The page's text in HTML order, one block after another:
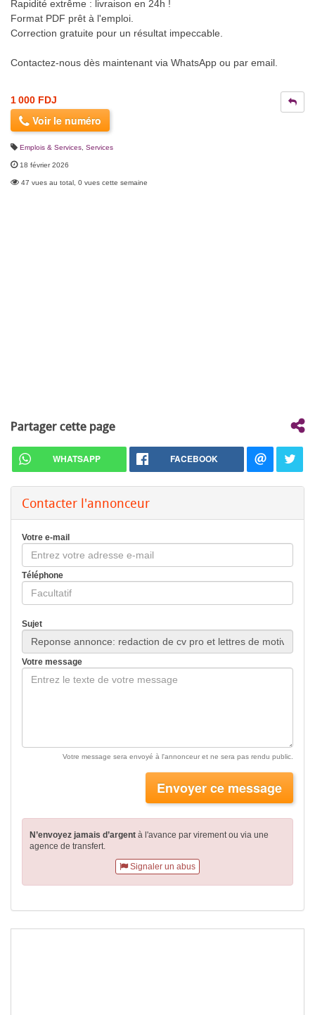
Rapidité extrême : livraison en 24h !
Format PDF prêt à l'emploi.
Correction gratuite pour un résultat impeccable.
Contactez-nous dès maintenant via WhatsApp ou par email.
1 000 FDJ
Voir le numéro
Emplois & Services Services
18 février 2026
47 vues au total, 0 vues cette semaine
Partager cette page
WHATSAPP FACEBOOK
Contacter l'annonceur
Votre e-mail
Téléphone
Sujet
Votre message
Votre message sera envoyé à l'annonceur et ne sera pas rendu public.
Envoyer ce message
N’envoyez jamais d’argent à l'avance par virementou via une
agence de transfert.
Signaler un abus